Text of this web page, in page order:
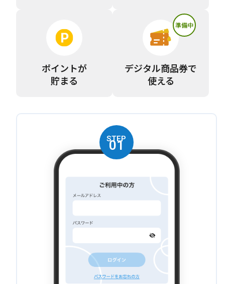
ポイントが
貯まる
準備中
デジタル商品券で
使える
STEP
01